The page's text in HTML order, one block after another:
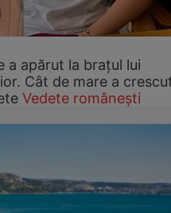
a apărut la brațul lui
Cât de mare a
Vedete românești